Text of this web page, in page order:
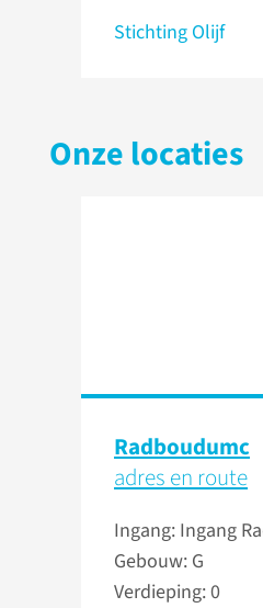
Stichting Olijf
Onze locaties
Radboudumc
adres en route
Ingang: Ingang
Gebouw: G
Verdieping: 0